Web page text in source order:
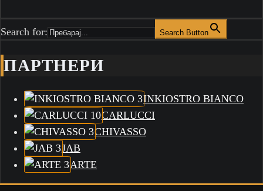
Search for: Search Button
ПАРТНЕРИ
INKIOSTRO BIANCO
CARLUCCI
CHIVASSO
JAB
ARTE